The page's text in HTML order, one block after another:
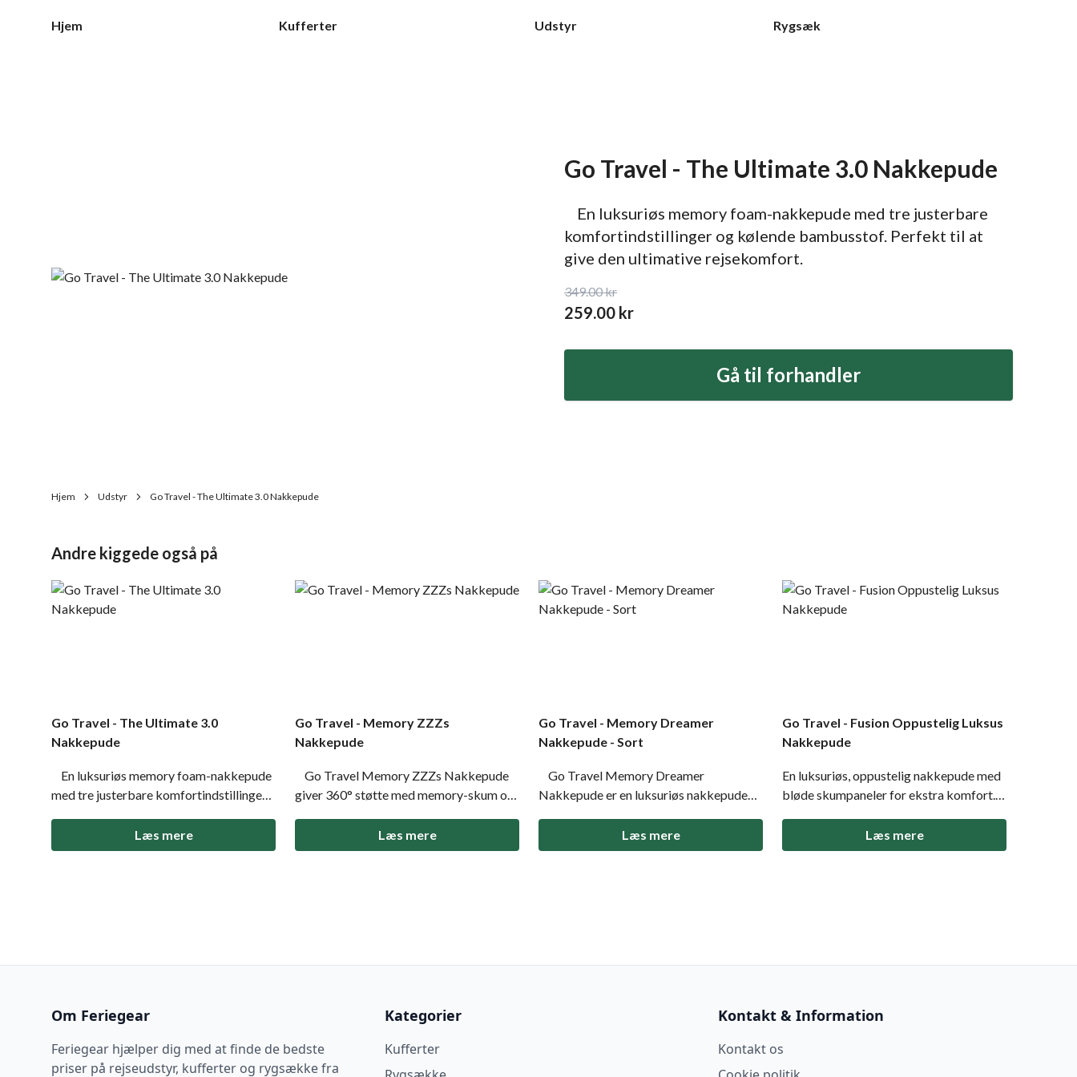
Hjem Kufferter Udstyr Rygsæk
Go Travel - The Ultimate 3.0 Nakkepude
En luksuriøs memory foam-nakkepude med tre justerbare
komfortindstillinger og kølende bambusstof. Perfekt til at
give den ultimative rejsekomfort.
349.00kr
259.00 kr
Gå til forhandler
Hjem Udstyr Go Travel - The Ultimate 3.0 Nakkepude
Andre kiggede også på
Go Travel - The Ultimate 3.0
Nakkepude
En luksuriøs memory foam-nakkepude
med tre justerbare komfortindstillinger
give den ultimative rejsekomfort.
Memoryskum der former sig for
Læs mere
Go Travel - Memory ZZZs
Nakkepude
Go Travel Memory ZZZs Nakkepude
giver 360° støtte med memory-skum og
miljøvenlig og perfekt til rejser. 360°
pasform med justerbar lukning
Læs mere
Go Travel - Memory Dreamer
Nakkepude - Sort
Go Travel Memory Dreamer
Nakkepude er en luksuriøs nakkepude
efter din hals for maksimal støtte og
komfort. Perfekt til hvile på rejsen.
Læs mere
Go Travel - Fusion Oppustelig Luksus
Nakkepude
En luksuriøs, oppustelig nakkepude med
bløde skumpaneler for ekstra komfort.
hvis du ønsker en afslappende rejser.
Skumpaneler der giver øget komfort og
Læs mere
Om Feriegear
Feriegear hjælper dig med at finde de bedste
priser på rejseudstyr, kufferter og rygsække fra
Kategorier
Kufferter
Kontakt & Information
Kontakt os